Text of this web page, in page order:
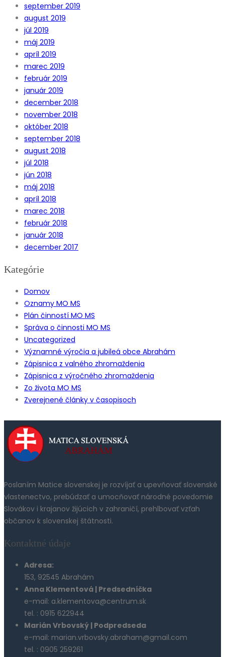
september 2019
august 2019
júl 2019
máj 2019
apríl 2019
marec 2019
február 2019
január 2019
december 2018
november 2018
október 2018
september 2018
august 2018
júl 2018
jún 2018
máj 2018
apríl 2018
marec 2018
február 2018
január 2018
december 2017
Kategórie
Domov
Oznamy MO MS
Plán činností MO MS
Správa o činnosti MO MS
Uncategorized
Významné výročia a jubileá obce Abrahám
Zápisnica z valného zhromaždenia
Zápisnica z výročného zhromaždenia
Zo života MO MS
Zverejnené články v časopisoch
Poslaním Matice slovenskej je rozvíjať a upevňovať slovenské
vlastenectvo, prebúdzať a umocňovať národné povedomie
Slovákov i krajanov žijúcich v zahraničí, prehlbovať vzťah
občanov k slovenskej štátnosti.
Kontaktné údaje
Adresa:
153, 92545 Abrahám
Anna Klementová | Predsedníčka
e-mail: a.klementova@centrum.sk
tel. : 0915 622944
Marián Vrbovský | Podpredseda
e-mail: marian.vrbovsky.abraham@gmail.com
tel. : 0905 259261